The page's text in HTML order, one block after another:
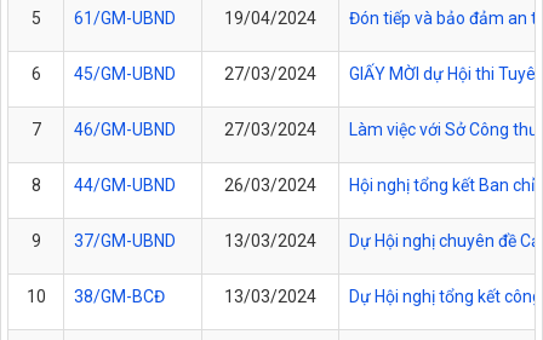
5 61/GM-UBND 19/04/2024 Đón tiếp và bảo đảm an
6 45/GM-UBND 27/03/2024 GIẤY MỜI dự Hội thi
7 46/GM-UBND 27/03/2024 Làm việc với Sở Công
8 44/GM-UBND 26/03/2024 Hội nghị tổng kết Ban
9 37/GM-UBND 13/03/2024 Dự Hội nghị chuyên đề
10 38/GM-BCĐ 13/03/2024 Dự Hội nghị tổng kết